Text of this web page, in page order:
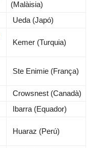
(Malàisia)
Ueda (Japó)
Kemer (Turquia)
Ste Enimie (França)
Crowsnest (Canadà)
Ibarra (Equador)
Huaraz (Perú)